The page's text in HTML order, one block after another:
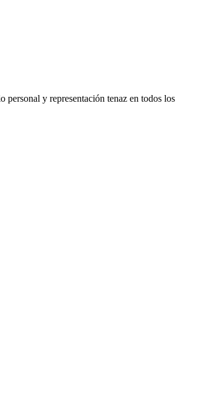
y representación tenaz en todos los